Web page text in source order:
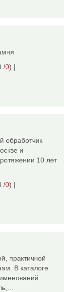
/0) |
обработчик
и
10 лет
/0) |
практичной
В каталоге